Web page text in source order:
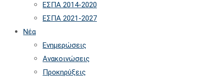
ΕΣΠΑ 2014-2020
ΕΣΠΑ 2021-2027
Νέα
Ενημερώσεις
Ανακοινώσεις
Προκηρύξεις